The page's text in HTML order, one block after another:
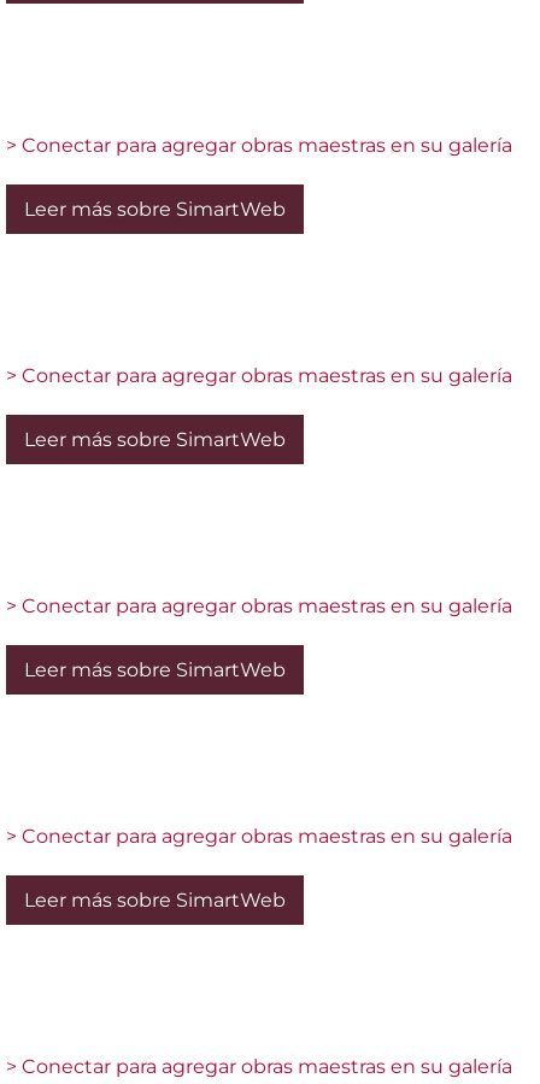
> Conectar para agregar obras maestras en su galería
Leer más sobre SimartWeb
> Conectar para agregar obras maestras en su galería
Leer más sobre SimartWeb
> Conectar para agregar obras maestras en su galería
Leer más sobre SimartWeb
> Conectar para agregar obras maestras en su galería
Leer más sobre SimartWeb
> Conectar para agregar obras maestras en su galería